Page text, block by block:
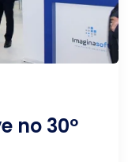
no 30º